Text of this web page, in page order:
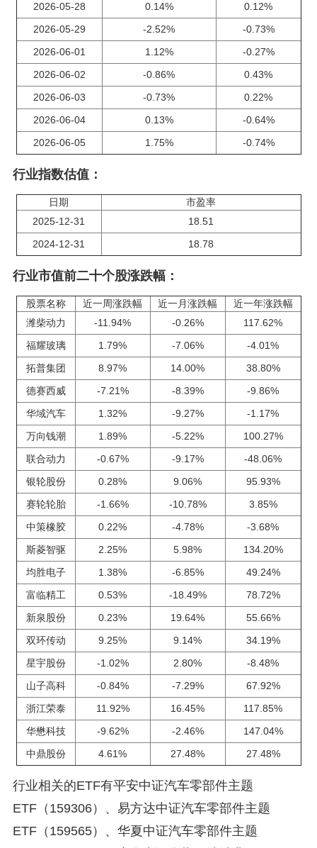
2026-05-28
0.14%
0.12%
2026-05-29
-2.52%
-0.73%
2026-06-01
1.12%
-0.27%
2026-06-02
-0.86%
0.43%
2026-06-03
-0.73%
0.22%
2026-06-04
0.13%
-0.64%
2026-06-05
1.75% -0.74%
行业指数估值：
日期
市盈率
2025-12-31
18.51
2024-12-31
18.78
行业市值前二十个股涨跌幅：
股票名称 近一周涨跌幅 近一月涨跌幅
近一年涨跌幅
潍柴动力
-11.94% -0.26%
117.62%
福耀玻璃
1.79% -7.06%
-4.01%
拓普集团
8.97% 14.00%
38.80%
德赛西威
-7.21% -8.39%
-9.86%
华域汽车
1.32% -9.27%
-1.17%
万向钱潮
1.89% -5.22%
100.27%
联合动力
-0.67% -9.17%
-48.06%
银轮股份
0.28% 9.06%
95.93%
赛轮轮胎
-1.66% -10.78%
3.85%
中策橡胶
0.22% -4.78%
-3.68%
斯菱智驱
2.25% 5.98%
134.20%
均胜电子
1.38% -6.85%
49.24%
富临精工
0.53% -18.49%
78.72%
新泉股份
0.23% 19.64%
55.66%
双环传动
9.25% 9.14%
34.19%
星宇股份
-1.02% 2.80%
-8.48%
山子高科
-0.84% -7.29%
67.92%
浙江荣泰
11.92% 16.45%
117.85%
华懋科技
-9.62% -2.46%
147.04%
中鼎股份
4.61% 27.48% 27.48%
行业相关的ETF有平安中证汽车零部件主题
ETF（159306）、易方达中证汽车零部件主题
ETF（159565）、华夏中证汽车零部件主题